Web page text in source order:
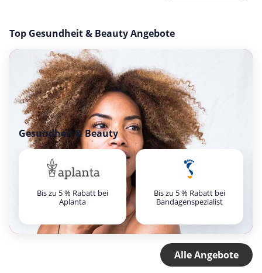
Top Gesundheit & Beauty Angebote
Gesundheit & Beauty
Bis zu 5 % Rabatt bei
Aplanta
Bis zu 5 % Rabatt bei
Bandagenspezialist
Alle Angebote